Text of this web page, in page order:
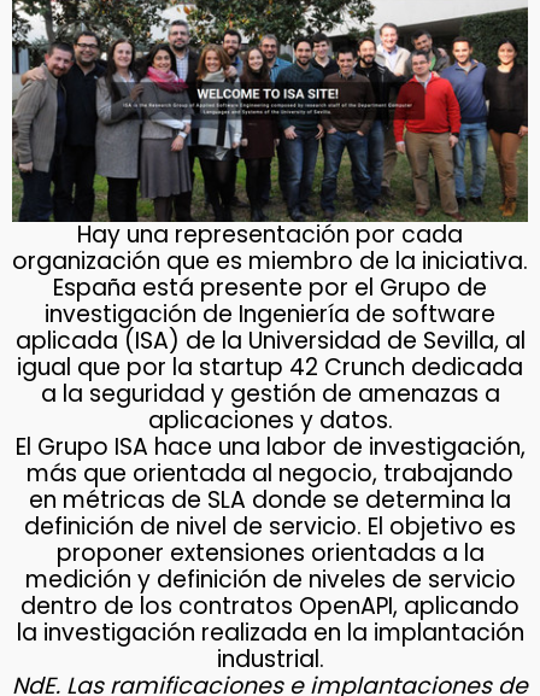
Hay una representación por cada
organización que es miembro de la iniciativa.
España está presente por el Grupo de
investigación de Ingeniería de software
aplicada (ISA) de la Universidad de Sevilla, al
igual que por la startup 42 Crunch dedicada
a la seguridad y gestión de amenazas a
aplicaciones y datos.
El Grupo ISA hace una labor de investigación,
más que orientada al negocio, trabajando
en métricas de SLA donde se determina la
definición de nivel de servicio. El objetivo es
proponer extensiones orientadas a la
medición y definición de niveles de servicio
dentro de los contratos OpenAPI, aplicando
la investigación realizada en la implantación
industrial.
NdE. Las ramificaciones e implantaciones de